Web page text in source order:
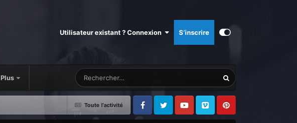
Utilisateur existant ? Connexion S’inscrire
Plus
Toute l’activité
FacebookTwitter Youtube Vimeo Pinterest